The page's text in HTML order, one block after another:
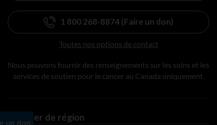
1 800 268-8874 (Faire un don)
Toutes nos options de contact
Nous pouvons fournir des renseignements sur les soins et les
services de soutien pour le cancer au Canada uniquement.
Changer de région